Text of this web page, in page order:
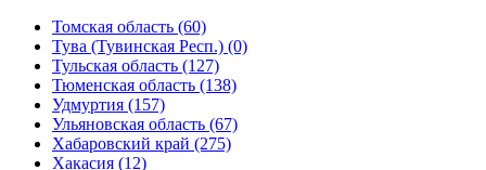
Томская область (60)
Тува (Тувинская Респ.) (0)
Тульская область (127)
Тюменская область (138)
Удмуртия (157)
Ульяновская область (67)
Хабаровский край (275)
Хакасия (12)